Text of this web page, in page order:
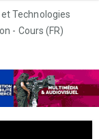
Technologies
- Cours (FR)